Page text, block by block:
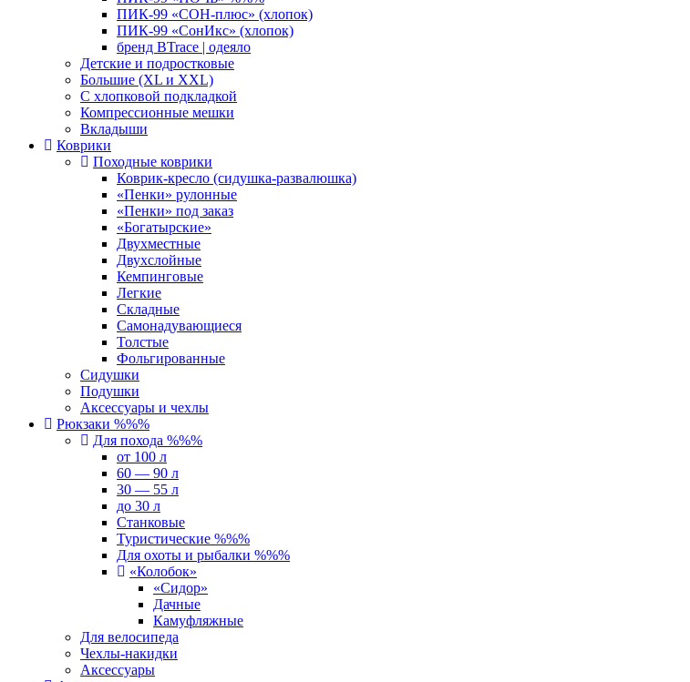
ПИК-99 «СОН-плюс» (хлопок)
ПИК-99 «СонИкс» (хлопок)
бренд BTrace | одеяло
Детские и подростковые
Большие (XL и XXL)
С хлопковой подкладкой
Компрессионные мешки
Вкладыши
Коврики
Походные коврики
Коврик-кресло (сидушка-развалюшка)
«Пенки» рулонные
«Пенки» под заказ
«Богатырские»
Двухместные
Двухслойные
Кемпинговые
Легкие
Складные
Самонадувающиеся
Толстые
Фольгированные
Сидушки
Подушки
Аксессуары и чехлы
Рюкзаки %%%
Для похода %%%
от 100 л
60 — 90 л
30 — 55 л
до 30 л
Станковые
Туристические %%%
Для охоты и рыбалки %%%
«Колобок»
«Сидор»
Дачные
Камуфляжные
Для велосипеда
Чехлы-накидки
Аксессуары